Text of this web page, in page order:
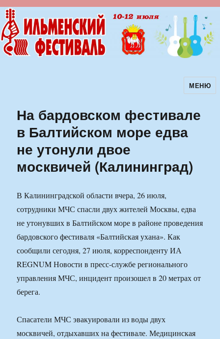
Ильменский фестиваль авторскойМЕНЮ
На бардовском фестивале
в Балтийском море едва
не утонули двое
москвичей (Калининград)
В Калининградской области вчера, 26 июля,
сотрудники МЧС спасли двух жителей Москвы, едва
не утонувших в Балтийском море в районе проведения
бардовского фестиваля «Балтийская ухана». Как
сообщили сегодня, 27 июля, корреспонденту ИА
REGNUM Новости в пресс-службе регионального
управления МЧС, инцидент произошел в 20 метрах от
берега.
Спасатели МЧС эвакуировали из воды двух
москвичей, отдыхавших на фестивале. Медицинская